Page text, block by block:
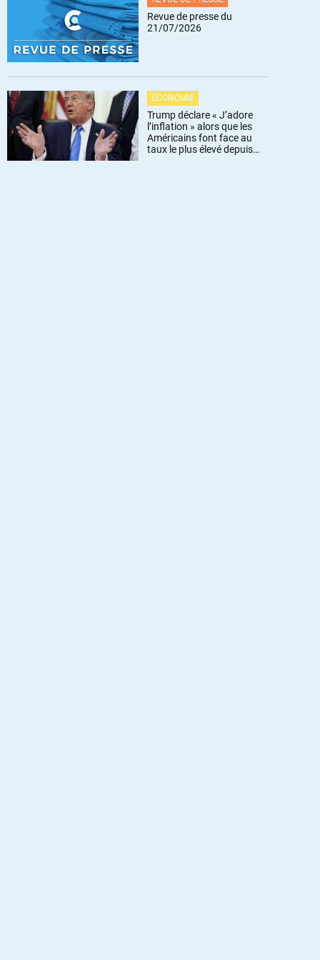
Revue de presse du
21/07/2026
ÉCONOMIE
Trump déclare « J’adore
l’inflation » alors que les
Américains font face au
taux le plus élevé depuis